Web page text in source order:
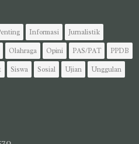
Informasi
Jurnalistik
Olahraga Opini PAS/PAT
PPDB
Siswa Sosial Ujian
Unggulan